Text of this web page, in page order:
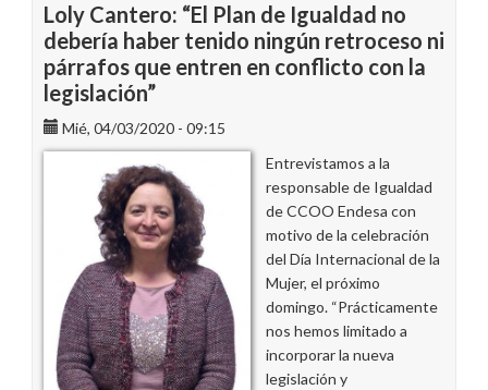
Loly Cantero: “El Plan de Igualdad no
debería haber tenido ningún retroceso ni
párrafos que entren en conflicto con la
legislación”
Mié, 04/03/2020 - 09:15
Entrevistamos a la
responsable de Igualdad
de CCOO Endesa con
motivo de la celebración
del Día Internacional de la
Mujer, el próximo
domingo. “Prácticamente
nos hemos limitado a
incorporar la nueva
legislación y